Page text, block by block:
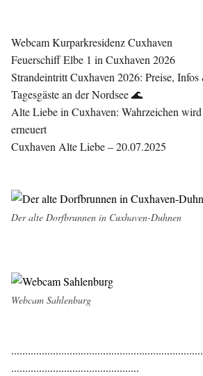
Webcam Kurparkresidenz Cuxhaven
Feuerschiff Elbe 1 in Cuxhaven 2026
Strandeintritt Cuxhaven 2026: Preise,
Tagesgäste an der Nordsee 🌊
Alte Liebe in Cuxhaven: Wahrzeichen
erneuert
Cuxhaven Alte Liebe – 20.07.2025
Der alte Dorfbrunnen in Cuxhaven-Duhnen
Webcam Sahlenburg
..............................................